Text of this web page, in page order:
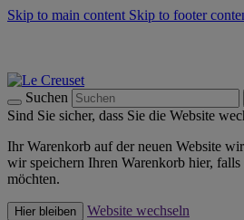
Skip to main content Skip to footer
Suchen
Sind Sie sicher, dass Sie die Website
Ihr Warenkorb auf der neuen Website
wir speichern Ihren Warenkorb hier,
möchten.
Hier bleiben
Website wechseln